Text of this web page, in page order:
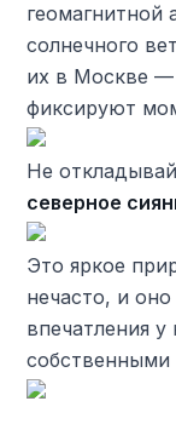
геомагнитной
солнечного
их в Москве —
фиксируют
Не
северное
Это яркое
нечасто, и
впечатления
собственными